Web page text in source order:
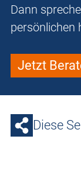
Dann
persönlichen
Jetzt
Diese